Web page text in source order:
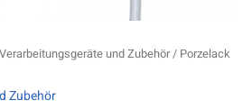
Verarbeitungsgeräte und Zubehör/ Porzelack
Zubehör